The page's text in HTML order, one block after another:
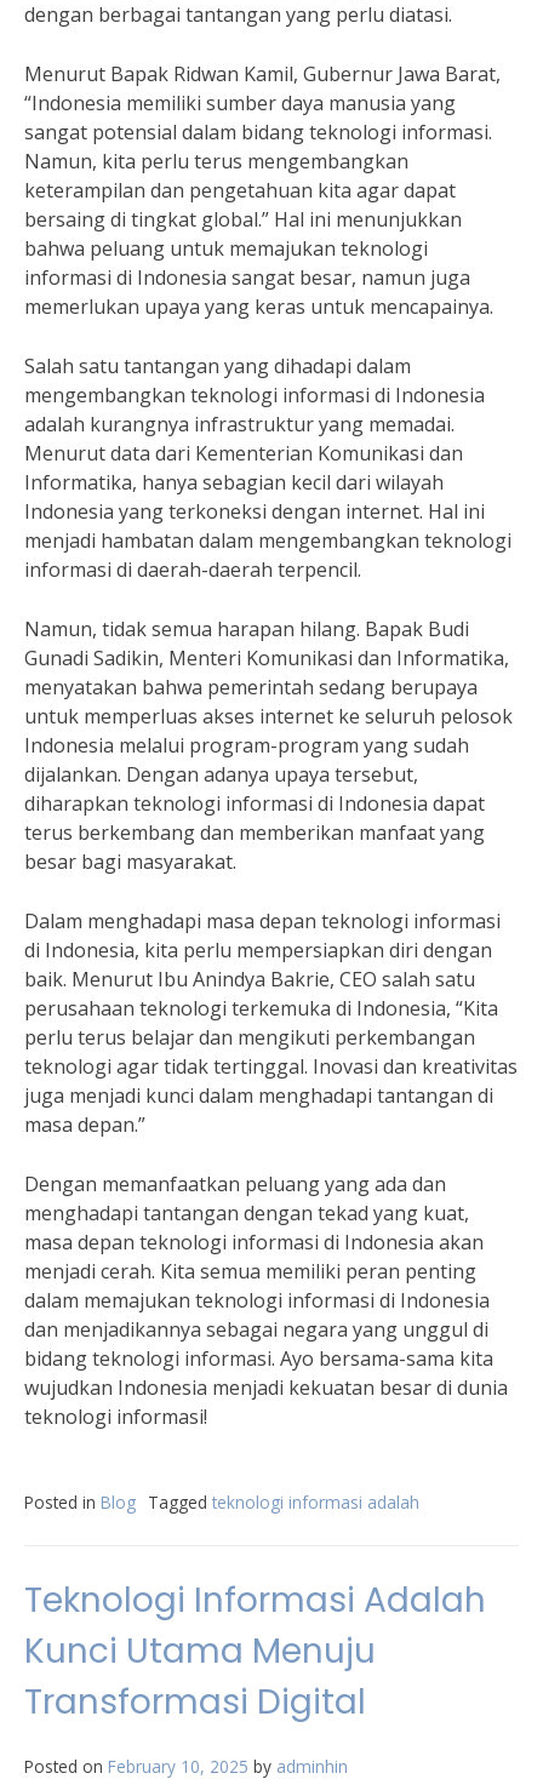
dengan berbagai tantangan yang perlu diatasi.
Menurut Bapak Ridwan Kamil, Gubernur Jawa Barat,
“Indonesia memiliki sumber daya manusia yang
sangat potensial dalam bidang teknologi informasi.
Namun, kita perlu terus mengembangkan
keterampilan dan pengetahuan kita agar dapat
bersaing di tingkat global.” Hal ini menunjukkan
bahwa peluang untuk memajukan teknologi
informasi di Indonesia sangat besar, namun juga
memerlukan upaya yang keras untuk mencapainya.
Salah satu tantangan yang dihadapi dalam
mengembangkan teknologi informasi di Indonesia
adalah kurangnya infrastruktur yang memadai.
Menurut data dari Kementerian Komunikasi dan
Informatika, hanya sebagian kecil dari wilayah
Indonesia yang terkoneksi dengan internet. Hal ini
menjadi hambatan dalam mengembangkan teknologi
informasi di daerah-daerah terpencil.
Namun, tidak semua harapan hilang. Bapak Budi
Gunadi Sadikin, Menteri Komunikasi dan Informatika,
menyatakan bahwa pemerintah sedang berupaya
untuk memperluas akses internet ke seluruh pelosok
Indonesia melalui program-program yang sudah
dijalankan. Dengan adanya upaya tersebut,
diharapkan teknologi informasi di Indonesia dapat
terus berkembang dan memberikan manfaat yang
besar bagi masyarakat.
Dalam menghadapi masa depan teknologi informasi
di Indonesia, kita perlu mempersiapkan diri dengan
baik. Menurut Ibu Anindya Bakrie, CEO salah satu
perusahaan teknologi terkemuka di Indonesia, “Kita
perlu terus belajar dan mengikuti perkembangan
teknologi agar tidak tertinggal. Inovasi dan kreativitas
juga menjadi kunci dalam menghadapi tantangan di
masa depan.”
Dengan memanfaatkan peluang yang ada dan
menghadapi tantangan dengan tekad yang kuat,
masa depan teknologi informasi di Indonesia akan
menjadi cerah. Kita semua memiliki peran penting
dalam memajukan teknologi informasi di Indonesia
dan menjadikannya sebagai negara yang unggul di
bidang teknologi informasi. Ayo bersama-sama kita
wujudkan Indonesia menjadi kekuatan besar di dunia
teknologi informasi!
Posted in Blog Tagged teknologi informasi adalah
Teknologi Informasi Adalah
Kunci Utama Menuju
Transformasi Digital
Posted on February 10, 2025 by adminhin